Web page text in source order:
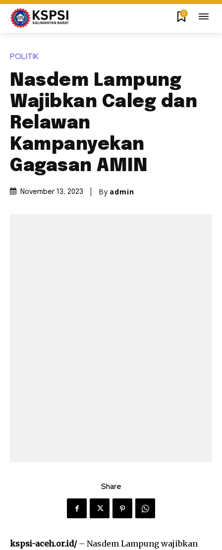
0
POLITIK
Nasdem Lampung
Wajibkan Caleg dan
Relawan
Kampanyekan
Gagasan AMIN
November 13, 2023 By admin
Share
kspsi-aceh.or.id/– Nasdem Lampung wajibkan